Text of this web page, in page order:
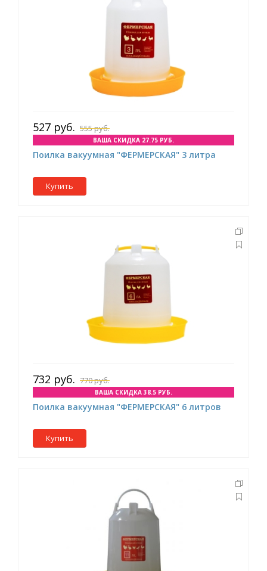
527 руб. 555 руб.
ВАША СКИДКА 27.75 РУБ.
Поилка вакуумная "ФЕРМЕРСКАЯ" 3 литра
Купить
732 руб. 770 руб.
ВАША СКИДКА 38.5 РУБ.
Поилка вакуумная "ФЕРМЕРСКАЯ" 6 литров
Купить